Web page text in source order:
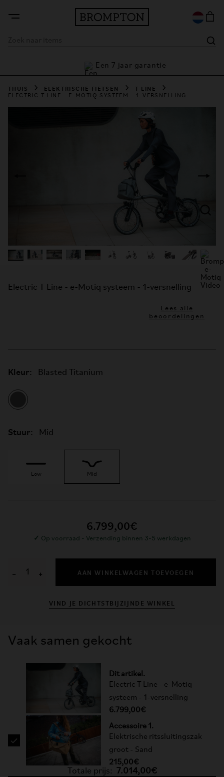
Een 7 jaar garantie
THUIS ELEKTRISCHE FIETSEN T LINE
ELECTRIC T LINE - E-MOTIQ SYSTEEM - 1-VERSNELLING
Electric T Line - e-Motiq systeem - 1-versnelling
Lees alle
beoordelingen
Kleur: Blasted Titanium
Stuur: Mid
Low Mid
6.799,00€
✓ Op voorraad - Verzending binnen 3-5 werkdagen
− + AAN WINKELWAGEN TOEVOEGEN
VIND JE DICHTSTBIJZIJNDE WINKEL
Vaak samen gekocht
Dit artikel.
Electric T Line - e-Motiq
systeem - 1-versnelling
6.799,00€
Accessoire 1.
Elektrische ritssluitingszak
groot - Sand
215,00€
Totale prijs: 7.014,00€